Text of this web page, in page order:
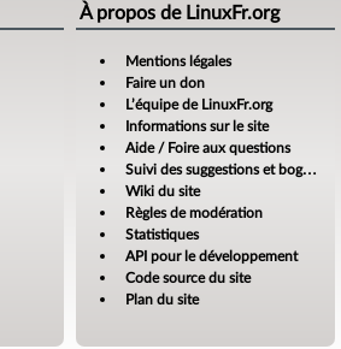
À propos de LinuxFr.org
Mentions légales
Faire un don
L’équipe de LinuxFr.org
Informations sur le site
Aide / Foire aux questions
Suivi des suggestions et bogues
Wiki du site
Règles de modération
Statistiques
API pour le développement
Code source du site
Plan du site